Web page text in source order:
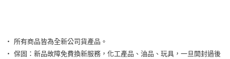
‧ 所有商品皆為全新公司貨產品。
‧ 保固：新品故障免費換新服務，化工產品、油品、玩具，一旦開封過後